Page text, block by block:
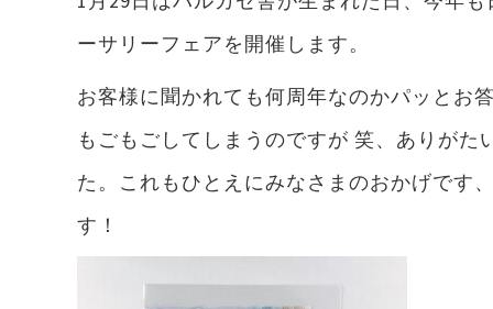
ーサリーフェアを開催します。
お客様に聞かれても何周年なのかパッとお
もごもごしてしまうのですが 笑、ありがた
た。これもひとえにみなさまのおかげです
す！